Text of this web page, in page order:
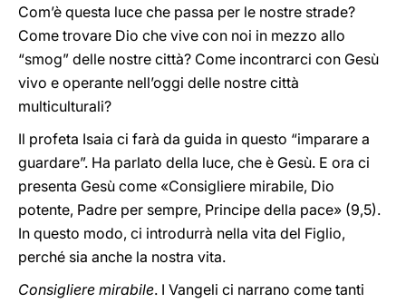
Com’è questa luce che passa per le nostre strade?
Come trovare Dio che vive con noi in mezzo allo
“smog” delle nostre città? Come incontrarci con Gesù
vivo e operante nell’oggi delle nostre città
multiculturali?
Il profeta Isaia ci farà da guida in questo “imparare a
guardare”. Ha parlato della luce, che è Gesù. E ora ci
presenta Gesù come «Consigliere mirabile, Dio
potente, Padre per sempre, Principe della pace» (9,5).
In questo modo, ci introdurrà nella vita del Figlio,
perché sia anche la nostra vita.
Consigliere mirabile. I Vangeli ci narrano come tanti